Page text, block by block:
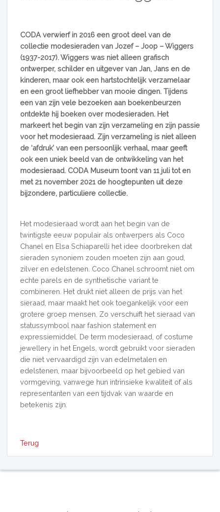
CODA verwierf in 2016 een groot deel van de
collectie modesieraden van Jozef – Joop – Wiggers
(1937-2017). Wiggers was niet alleen grafisch
ontwerper, schilder en uitgever van Jan, Jans en de
kinderen, maar ook een hartstochtelijk verzamelaar
en een groot liefhebber van mooie dingen. Tijdens
een van zijn vele bezoeken aan boekenbeurzen
ontdekte hij boeken over modesieraden. Het
markeert het begin van zijn verzameling en zijn passie
voor het modesieraad. Zijn verzameling is niet alleen
de ‘afdruk’ van een persoonlijk verhaal, maar geeft
ook een uniek beeld van de ontwikkeling van het
modesieraad. CODA Museum toont van 11 juli tot en
met 21 november 2021 de hoogtepunten uit deze
bijzondere, particuliere collectie.
Het modesieraad wordt aan het begin van de
twintigste eeuw populair als ontwerpers als Coco
Chanel en Elsa Schiaparelli het idee doorbreken dat
sieraden synoniem zouden moeten zijn aan goud,
zilver en edelstenen. Coco Chanel schroomt niet om
echte parels en de synthetische variant te
combineren. Het drukt niet alleen de prijs van het
sieraad, maar maakt het ook toegankelijk voor een
grotere groep mensen. Zo verschuift het sieraad van
statussymbool naar fashion statement en
expressiemiddel. De term modesieraad, of costume
jewellery in het Engels, wordt gebruikt voor sieraden
die niet vervaardigd zijn van edelmetalen en
edelstenen, maar bijvoorbeeld op het gebied van
vormgeving, vanwege hun intrinsieke kwaliteit of als
representanten van een tijdvak van waarde en
betekenis zijn.
Terug